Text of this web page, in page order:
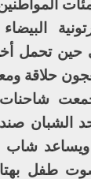
حين تحمل
حلاقة
شاحنات
الشبان
شاب
طفل